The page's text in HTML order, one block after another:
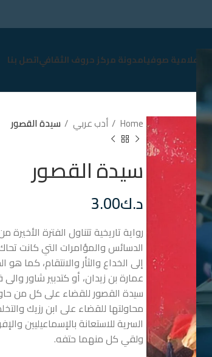
إعلامية صوفيامدونة مركز حروف الثقافياتصل بنا
Home أدب عربي
د.ك3.00
رواية تاريخية تتناول الفترة
الدسائس والمؤامرات التي كانت
إلى الخداع والثأر والانتقام، كما
عمارة بن زيدان، أو كتدبير شاور
سيدة القصور للقضاء على كل من
محاولتها للقضاء على ابن رزيك
السرية للاستعانة بالإسماعيليين
ولقي كل منهما حتفه.